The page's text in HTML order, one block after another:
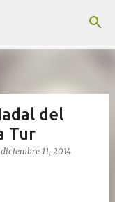
del
Tur
diciembre 11, 2014